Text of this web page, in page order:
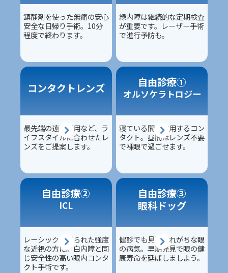
鎮静剤を使った無痛の安心
安全な日帰り手術。10分
程度で終わります。
緑内障は継続的な定期検査
が重要です。レーザー手術
で進行予防も。
コンタクトレンズ
最先端の遠近両用など、ラ
イフスタイルに合わせたレ
ンズをご提案します。
自由診療①
オルソケラトロジー
寝ている間に装用するコン
タクト。昼間はレンズ不要
で裸眼で過ごせます。
自由診療②
ICL
レーシックを断られた強度
な近視の方に。白内障と同
じ安全性の高い眼内コンタ
クト手術です。
自由診療③
眼科ドッグ
健診でも見逃されがちな眼
の病気。早期発見で眼の健
康寿命を延ばしましよう。